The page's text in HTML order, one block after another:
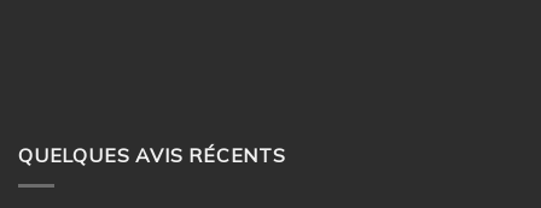
QUELQUES AVIS RÉCENTS